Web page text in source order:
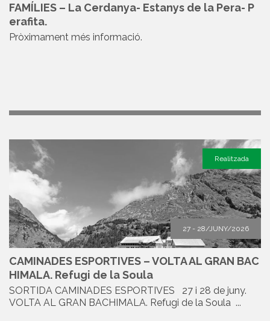
FAMÍLIES – La Cerdanya- Estanys de la Pera- P
erafita.
Pròximament més informació.
27 - 28/JUNY/2026
Realitzada
CAMINADES ESPORTIVES – VOLTA AL GRAN BAC
HIMALA. Refugi de la Soula
SORTIDA CAMINADES ESPORTIVES 27 i 28 de juny.
VOLTA AL GRAN BACHIMALA. Refugi de la Soula ...